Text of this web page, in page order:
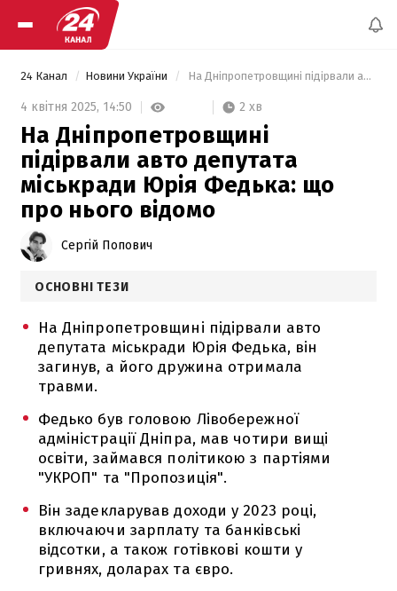
24 Канал Новини України На Дніпропетровщині підірвали авто депутата міськради Юрія Федька: що про нього відомо
4 квітня 2025, 14:50 2 хв
На Дніпропетровщині
підірвали авто депутата
міськради Юрія Федька: що
про нього відомо
Сергій Попович
ОСНОВНІ ТЕЗИ
На Дніпропетровщині підірвали авто
депутата міськради Юрія Федька, він
загинув, а його дружина отримала
травми.
Федько був головою Лівобережної
адміністрації Дніпра, мав чотири вищі
освіти, займався політикою з партіями
"УКРОП" та "Пропозиція".
Він задекларував доходи у 2023 році,
включаючи зарплату та банківські
відсотки, а також готівкові кошти у
гривнях, доларах та євро.